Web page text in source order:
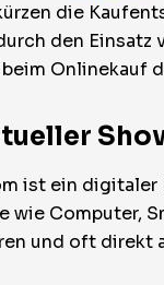
die
den Einsatz
Onlinekauf
ist ein
wie Computer,
und oft direkt